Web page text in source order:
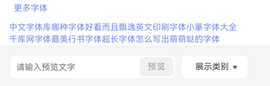
更多字体
中文字体库哪种字体好看而且飘逸英文印刷字体小篆字体大全
千库网字体最美行书字体超长字体怎么写出萌萌哒的字体
预览 展示类别